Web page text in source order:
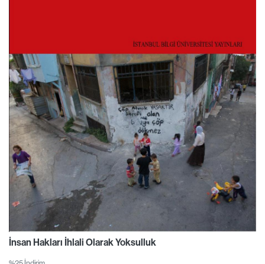
İnsan Hakları İhlali Olarak Yoksulluk